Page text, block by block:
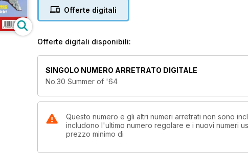
Offerte digitali
Offerte digitali disponibili:
SINGOLO NUMERO ARRETRATO DIGITALE
No.30 Summer of '64
Questo numero e gli altri numeri arretrati non sono
includono l'ultimo numero regolare e i nuovi numeri
prezzo minimo di